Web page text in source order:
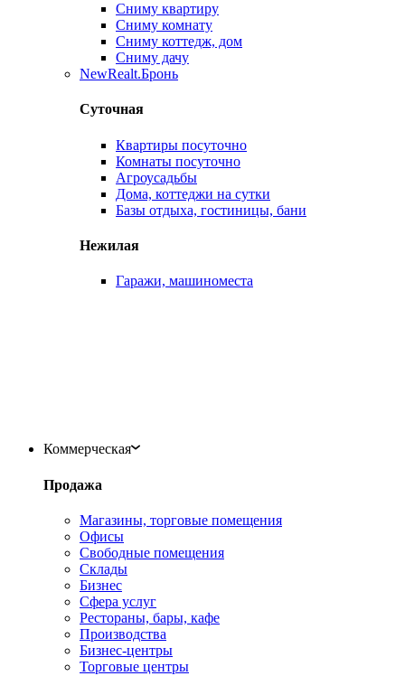
Сниму квартиру
Сниму комнату
Сниму коттедж, дом
Сниму дачу
NewRealt.Бронь
Суточная
Квартиры посуточно
Комнаты посуточно
Агроусадьбы
Дома, коттеджи на сутки
Базы отдыха, гостиницы, бани
Нежилая
Гаражи, машиноместа
Коммерческая
Продажа
Магазины, торговые помещения
Офисы
Свободные помещения
Склады
Бизнес
Сфера услуг
Рестораны, бары, кафе
Производства
Бизнес-центры
Торговые центры